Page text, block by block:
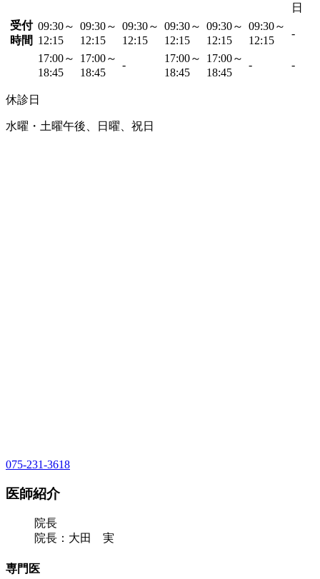
日
受付
時間
09:30～
12:15
09:30～
12:15
09:30～
12:15
09:30～
12:15
09:30～
12:15
09:30～
12:15
-
17:00～
18:45
17:00～
18:45
-
17:00～
18:45
17:00～
18:45
- -
休診日
水曜・土曜午後、日曜、祝日
075-231-3618
医師紹介
院長
院長：大田 実
専門医